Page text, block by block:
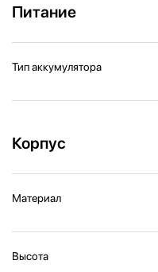
Питание
Тип аккумулятора
Корпус
Материал
Высота